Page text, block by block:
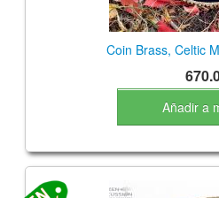
Coin Brass, Celtic
Añadir a